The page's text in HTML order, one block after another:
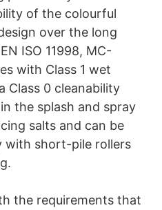
culture at
combined so rarely
chemical industry?
of the world’s leading
polymer materials,
well. Together with
a high-bay
of art using MC-
of the colourful
over the long
ISO 11998, MC-
with Class 1 wet
Class 0 cleanability
the splash and spray
salts and can be
with short-pile rollers
the requirements that